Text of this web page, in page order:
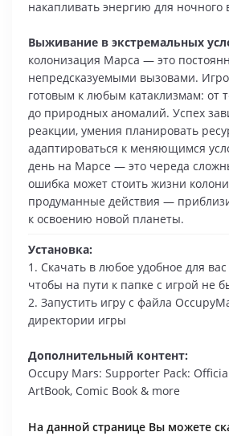
накапливать энергию для ночного
Выживание в экстремальных
колонизация Марса — это
непредсказуемыми вызовами.
готовым к любым катаклизмам: от
до природных аномалий. Успех
реакции, умения планировать
адаптироваться к меняющимся
день на Марсе — это череда
ошибка может стоить жизни
продуманные действия —
к освоению новой планеты.
Установка:
1. Скачать в любое удобное для вас
чтобы на пути к папке с игрой не
2. Запустить игру с файла
директории игры
Дополнительный контент:
Occupy Mars: Supporter Pack:
ArtBook, Comic Book & more
На данной странице Вы можете